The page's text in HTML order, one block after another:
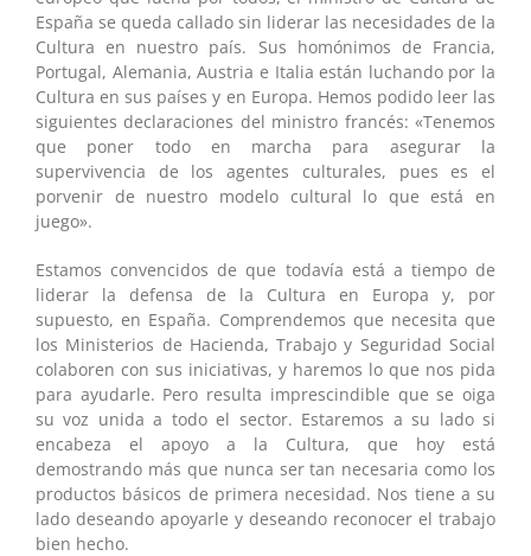
España se queda callado sin liderar las necesidades de la
Cultura en nuestro país. Sus homónimos de Francia,
Portugal, Alemania, Austria e Italia están luchando por la
Cultura en sus países y en Europa. Hemos podido leer las
siguientes declaraciones del ministro francés: «Tenemos
que poner todo en marcha para asegurar la
supervivencia de los agentes culturales, pues es el
porvenir de nuestro modelo cultural lo que está en
juego».
Estamos convencidos de que todavía está a tiempo de
liderar la defensa de la Cultura en Europa y, por
supuesto, en España. Comprendemos que necesita que
los Ministerios de Hacienda, Trabajo y Seguridad Social
colaboren con sus iniciativas, y haremos lo que nos pida
para ayudarle. Pero resulta imprescindible que se oiga
su voz unida a todo el sector. Estaremos a su lado si
encabeza el apoyo a la Cultura, que hoy está
demostrando más que nunca ser tan necesaria como los
productos básicos de primera necesidad. Nos tiene a su
lado deseando apoyarle y deseando reconocer el trabajo
bien hecho.